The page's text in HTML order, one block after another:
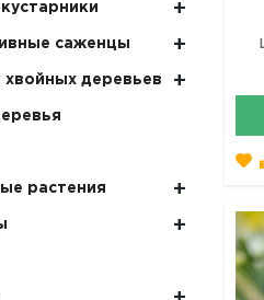
саженцы
деревьев
растения